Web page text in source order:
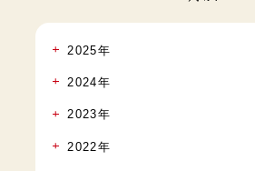
2025年
2024年
2023年
2022年